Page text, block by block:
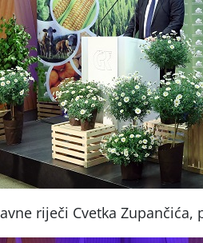
riječi Cvetka Zupančića,